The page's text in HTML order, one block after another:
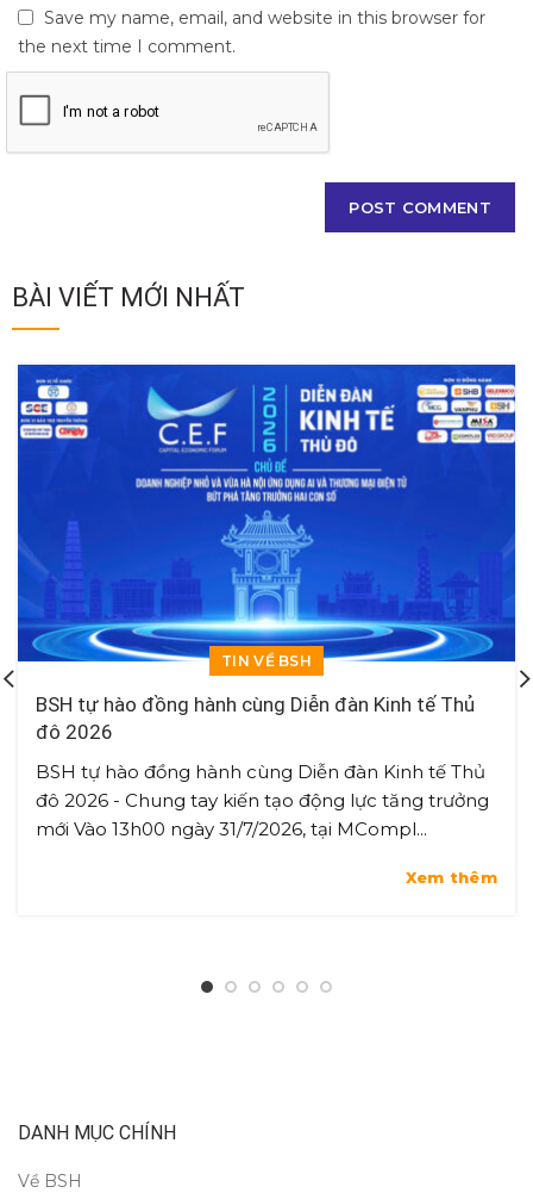
Save my name, email, and website in this browser for
the next time I comment.
BÀI VIẾT MỚI NHẤT
TIN VỀ BSH
BSH tự hào đồng hành cùng Diễn đàn Kinh tế Thủ
đô 2026
BSH tự hào đồng hành cùng Diễn đàn Kinh tế Thủ
đô 2026 - Chung tay kiến tạo động lực tăng trưởng
mới Vào 13h00 ngày 31/7/2026, tại MCompl...
Xem thêm
DANH MỤC CHÍNH
Về BSH